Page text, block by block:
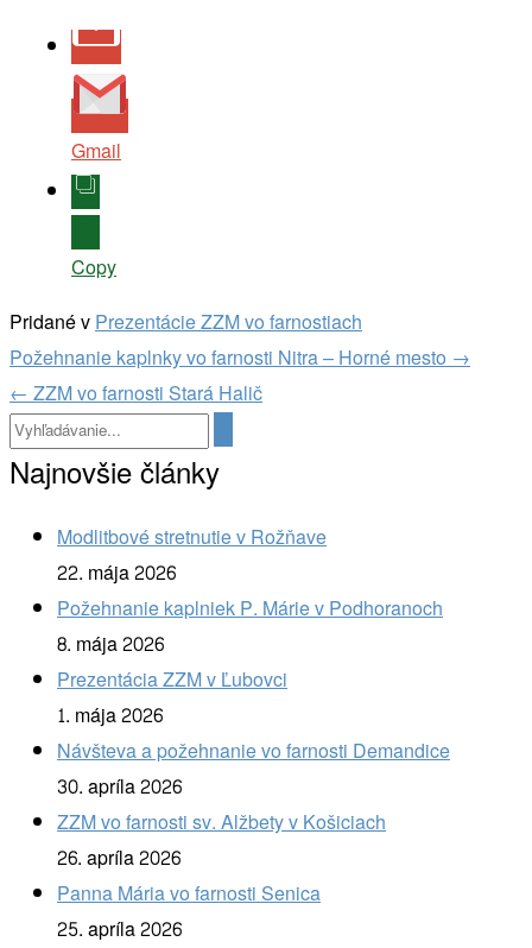
Gmail
Copy
Pridané vPrezentácie ZZM vo farnostiach
Navigácia
v
článkoch
Požehnanie kaplnky vo farnosti Nitra – Horné mesto→
←ZZM vo farnosti Stará Halič
Najnovšie články
Modlitbové stretnutie v Rožňave
22. mája 2026
Požehnanie kaplniek P. Márie v Podhoranoch
8. mája 2026
Prezentácia ZZM v Ľubovci
1. mája 2026
Návšteva a požehnanie vo farnosti Demandice
30. apríla 2026
ZZM vo farnosti sv. Alžbety v Košiciach
26. apríla 2026
Panna Mária vo farnosti Senica
25. apríla 2026